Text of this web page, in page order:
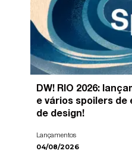
DW! RIO 2026:
e vários spoilers de
de design!
Lançamentos
04/08/2026